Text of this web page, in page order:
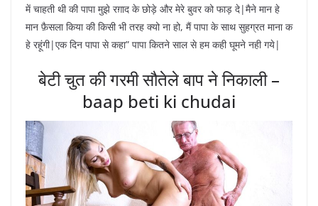
में चाहती थी की पापा मुझे रग़ाद के छोड़े और मेरे बुवर को फाड़ दे|मैने मान हे
मान फ़ैसला किया की किसी भी तरह क्यो ना हो, मैं पापा के साथ सुहग्रत माना क
हे रहूंगी|एक दिन पापा से कहा” पापा कितने साल से हम कही घूमने नही गये|
बेटी चुत की गरमी सौतेले बाप ने निकाली –
baap beti ki chudai